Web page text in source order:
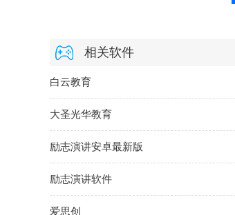
相关软件
白云教育
大圣光华教育
励志演讲安卓最新版
励志演讲软件
爱思创